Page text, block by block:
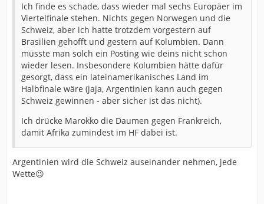
Ich finde es schade, dass wieder mal sechs Europäer im
Viertelfinale stehen. Nichts gegen Norwegen und die
Schweiz, aber ich hatte trotzdem vorgestern auf
Brasilien gehofft und gestern auf Kolumbien. Dann
müsste man solch ein Posting wie deins nicht schon
wieder lesen. Insbesondere Kolumbien hätte dafür
gesorgt, dass ein lateinamerikanisches Land im
Halbfinale wäre (jaja, Argentinien kann auch gegen
Schweiz gewinnen - aber sicher ist das nicht).
Ich drücke Marokko die Daumen gegen Frankreich,
damit Afrika zumindest im HF dabei ist.
Argentinien wird die Schweiz auseinander nehmen, jede
Wette😉